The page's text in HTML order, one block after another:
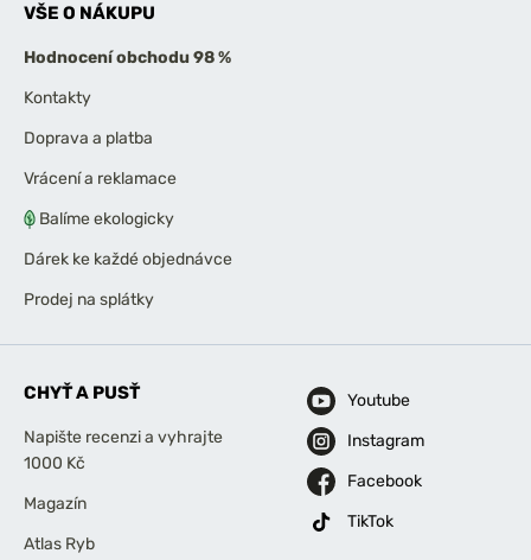
VŠE O NÁKUPU
Hodnocení obchodu 98 %
Kontakty
Doprava a platba
Vrácení a reklamace
Balíme ekologicky
Dárek ke každé objednávce
Prodej na splátky
CHYŤ A PUSŤ
Napište recenzi a vyhrajte
1000 Kč
Magazín
Atlas Ryb
Youtube
Instagram
Facebook
TikTok